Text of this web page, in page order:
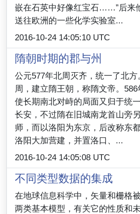
嵌在石英中好像红宝石……”后来
送往欧洲的一些化学实验室...
2016-10-24 14:05:10 UTC
隋朝时期的郡与州
公元577年北周灭齐，统一了北
周，建立隋王朝，称隋文帝。
使长期南北对峙的局面又归于统
长安，不过隋在旧城南龙首山旁
师，而以洛阳为东京，后改称东
洛阳大加营建，并置洛口、...
2016-10-24 14:05:08 UTC
不同类型数据的集成
在地球信息科学中，矢量和栅格
两类基本模型，有关它的性质和